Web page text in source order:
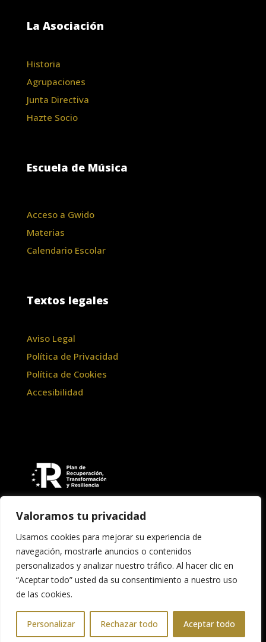
Valoramos tu privacidad
Usamos cookies para mejorar su experiencia de
navegación, mostrarle anuncios o contenidos
personalizados y analizar nuestro tráfico. Al hacer clic en
“Aceptar todo” usted da su consentimiento a nuestro uso
de las cookies.
Personalizar Rechazar todo Aceptar todo
La Asociación
Historia
Agrupaciones
Junta Directiva
Hazte Socio
Escuela de Música
Acceso a Gwido
Materias
Calendario Escolar
Textos legales
Aviso Legal
Política de Privacidad
Política de Cookies
Accesibilidad
Copyright © 2026 Asociación Banda de Música